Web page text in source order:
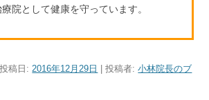
院として健康を守っています。
投稿日: 2016年12月29日 |投稿者:小林院長のブ